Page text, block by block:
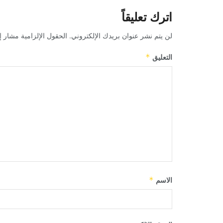
اترك تعليقاً
لن يتم نشر عنوان بريدك الإلكتروني. الحقول الإلزامية مشار
التعليق *
الاسم *